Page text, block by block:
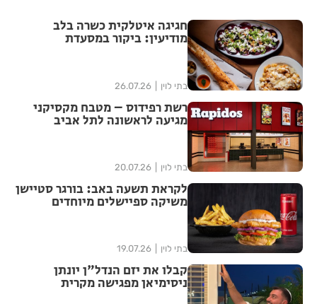
חגיגה איטלקית כשרה בלב
מודיעין: ביקור במסעדת
בתי לוין 26.07.26
רשת רפידוס – מטבח מקסיקני
מגיעה לראשונה לתל אביב
בתי לוין 20.07.26
לקראת תשעה באב: בורגר סטיישן
משיקה ספיישלים מיוחדים
בתי לוין 19.07.26
קבלו את יזם הנדל"ן יונתן
ניסימיאן מפגישה מקרית